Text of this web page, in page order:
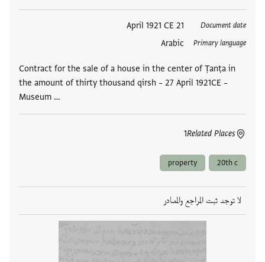
Document date
21 April 1921 CE
Primary language
Arabic
Contract for the sale of a house in the center of Ṭanṭa in
the amount of thirty thousand qirsh – 27 April 1921CE –
Museum …
Related Places
1
العلامات
20th c
property
لا توجد ثبت المراجع والمصادر